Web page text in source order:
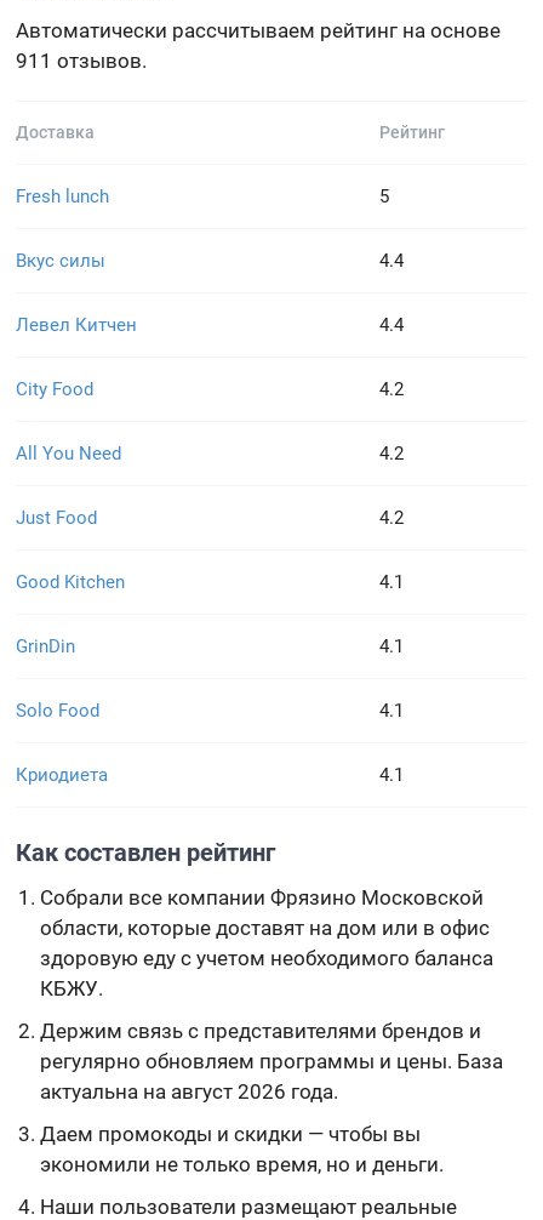
Автоматически рассчитываем рейтинг на основе
911 отзывов.
Доставка Рейтинг
Fresh lunch 5
Вкус силы 4.4
Левел Китчен 4.4
City Food 4.2
All You Need 4.2
Just Food 4.2
Good Kitchen 4.1
GrinDin 4.1
Solo Food 4.1
Криодиета 4.1
Как составлен рейтинг
Собрали все компании Фрязино Московской
области, которые доставят на дом или в офис
здоровую еду с учетом необходимого баланса
КБЖУ.
Держим связь с представителями брендов и
регулярно обновляем программы и цены. База
актуальна на август 2026 года.
Даем промокоды и скидки — чтобы вы
экономили не только время, но и деньги.
Наши пользователи размещают реальные